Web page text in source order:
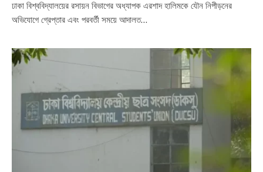
ঢাকা বিশ্ববিদ্যালয়ের রসায়ন বিভাগের অধ্যাপক এরশাদ হালিমকে যৌন নিপীড়নের
অভিযোগে গ্রেপ্তার এবং পরবর্তী সময়ে আদালত…